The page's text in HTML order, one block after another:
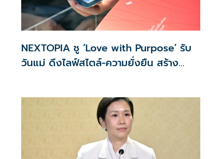
NEXTOPIA ชู ‘Love with Purpose’ รับ
วันแม่ ดึงไลฟ์สไตล์-ความยั่งยืน สร้าง